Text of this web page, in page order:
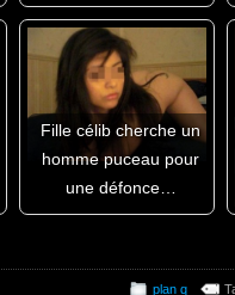
Fille célib cherche un
homme puceau pour
une défonce…
plan q